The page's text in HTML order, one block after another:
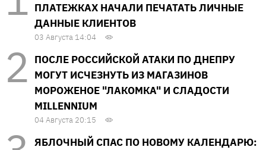
ПЛАТЕЖКАХ НАЧАЛИ ПЕЧАТАТЬ ЛИЧНЫЕ
ДАННЫЕ КЛИЕНТОВ
03 Августа 14:04
ПОСЛЕ РОССИЙСКОЙ АТАКИ ПО ДНЕПРУ
МОГУТ ИСЧЕЗНУТЬ ИЗ МАГАЗИНОВ
МОРОЖЕНОЕ "ЛАКОМКА" И СЛАДОСТИ
MILLENNIUM
04 Августа 20:15
ЯБЛОЧНЫЙ СПАС ПО НОВОМУ КАЛЕНДАРЮ: